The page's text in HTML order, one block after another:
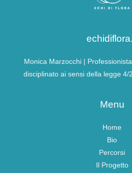
Monica Marzocchi |
disciplinato ai sensi della legge 4/
Menu
Home
Bio
Percorsi
Il Progetto